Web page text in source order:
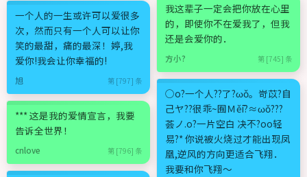
一个人的一生或许可以爱很多
次，然而只有一个人可以让你
笑的最甜，痛的最深！婷,我
爱你!我会让你幸福的!
旭 第 [797] 条
*** 这是我的爱情宣言，我要
告诉全世界！
cnlove 第 [796] 条
我这辈子一定会把你放在心里
的，即使你不在爱我了，但我
还是会爱你的．
方小? 第 [745] 条
○o?一个人??了?ωǒ。岢苡?自
己ヤ??很乖~囿Ｍěī?≈ωǒ???
荟ノ.o?一片空白 决不?oo轻
易?* 你说被火烧过才能出现凤
凰,逆风的方向更适合飞翔．
我要和你飞翔～